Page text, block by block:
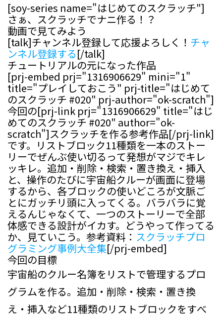
[soy-series name="はじめてのスクラッチ"]
さぁ、スクラッチでナニ作る！？
動画で見てみよう
[talk]チャンネル登録して応援よろしく！ チャ
ンネル登録する[/talk]
チュートリアルの元になった作品
[prj-embed prj="1316906629" mini="1"
title="プレイしておこう" prj-title="はじめて
のスクラッチ #020" prj-author="ok-scratch"]
今回の[prj-link prj="1316906629" title="はじ
めてのスクラッチ #020" author="ok-
scratch"]スクラッチを作る参考作品[/prj-link]
です。リストブロック11種類を一本のストー
リーでぜんぶ使い切るって発想がマジでキレ
ッキレ。追加・削除・検索・置き換え・挿入
と、操作のたびに宇宙船クルーが画面に登場
するから、各ブロックの使いどころが文脈ご
とにガッチリ頭に入ってくる。バラバラに覚
えるんじゃなくて、一つのストーリーで全部
体感できる設計がイカす。どうやって作ってる
か、見ていこう。参考資料： スクラッチプロ
グラミング事例大全集[/prj-embed]
今回の目標
宇宙船のクルー名簿をリストで管理するプロ
グラムを作る。追加・削除・検索・置き換
え・挿入など11種類のリストブロックをすべ